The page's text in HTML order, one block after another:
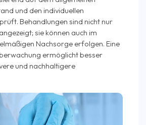
und den individuellen
Behandlungen sind nicht nur
sie können auch im
Nachsorge erfolgen. Eine
ermöglicht besser
und nachhaltigere